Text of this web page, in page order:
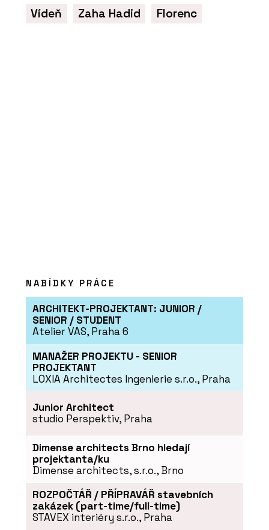
ČLÁNKY
PRODUKTY
Profilovaná vláknocementová střešní
krytina Swisspearl
O FIRMĚ
Vídeň
Zaha Hadid Florenc
NABÍDKY PRÁCE
ARCHITEKT-PROJEKTANT: JUNIOR /
SENIOR / STUDENT
Atelier VAS, Praha 6
MANAŽER PROJEKTU - SENIOR
PROJEKTANT
LOXIA Architectes Ingenierie s.r.o., Praha
Junior Architect
studio Perspektiv, Praha
Dimense architects Brno hledají
projektanta/ku
Dimense architects, s.r.o., Brno
ROZPOČTÁŘ / PŘÍPRAVÁŘ stavebních
zakázek (part-time/full-time)
STAVEX interiéry s.r.o., Praha